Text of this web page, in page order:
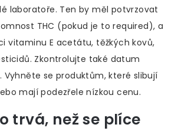
laboratoře. Ten by měl potvrzovat
THC (pokud je to required), a
vitaminu E acetátu, těžkých kovů,
Zkontrolujte také datum
Vyhněte se produktům, které slibují
mají podezřele nízkou cenu.
trvá, než se plíce